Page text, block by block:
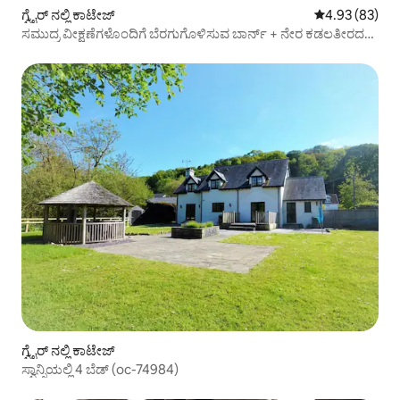
ಗ್ವೈರ್ ನಲ್ಲಿ ಕಾಟೇಜ್ 5 ರಲ್ಲಿ 4.93
4.93 (83)
ಸಮುದ್ರ ವೀಕ್ಷಣೆಗಳೊಂದಿಗೆ ಬೆರಗುಗೊಳಿಸುವ ಬಾರ್ನ್ + ನೇರ ಕಡಲತೀರದ
ಗ್ವೈರ್ ನಲ್ಲಿ ಕಾಟೇಜ್
ಸ್ವಾನ್ಸಿಯಲ್ಲಿ 4 ಬೆಡ್ (oc-74984)